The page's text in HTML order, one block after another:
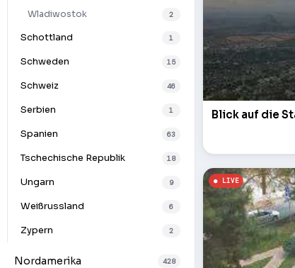
Wladiwostok 2
Schottland 1
Schweden 15
Schweiz 46
Serbien 1
Spanien 63
Tschechische Republik 18
Ungarn 9
Weißrussland 6
Zypern 2
Nordamerika 428
Blick auf die